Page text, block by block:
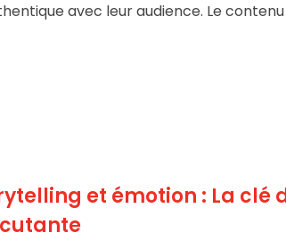
avec leur audience. Le
et émotion : La clé